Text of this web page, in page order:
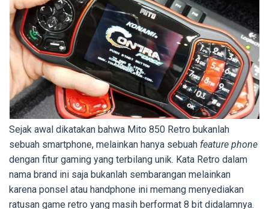
Sejak awal dikatakan bahwa Mito 850 Retro bukanlah
sebuah smartphone, melainkan hanya sebuah feature phone
dengan fitur gaming yang terbilang unik. Kata Retro dalam
nama brand ini saja bukanlah sembarangan melainkan
karena ponsel atau handphone ini memang menyediakan
ratusan game retro yang masih berformat 8 bit didalamnya.